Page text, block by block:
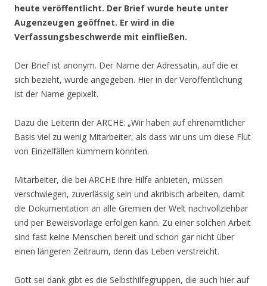
heute veröffentlicht. Der Brief wurde heute unter
Augenzeugen geöffnet. Er wird in die
Verfassungsbeschwerde mit einfließen.
Der Brief ist anonym. Der Name der Adressatin, auf die er
sich bezieht, wurde angegeben. Hier in der Veröffentlichung
ist der Name gepixelt.
Dazu die Leiterin der ARCHE: „Wir haben auf ehrenamtlicher
Basis viel zu wenig Mitarbeiter, als dass wir uns um diese Flut
von Einzelfällen kümmern könnten.
Mitarbeiter, die bei ARCHE ihre Hilfe anbieten, müssen
verschwiegen, zuverlässig sein und akribisch arbeiten, damit
die Dokumentation an alle Gremien der Welt nachvollziehbar
und per Beweisvorlage erfolgen kann. Zu einer solchen Arbeit
sind fast keine Menschen bereit und schon gar nicht über
einen längeren Zeitraum, denn das Leben verstreicht.
Gott sei dank gibt es die Selbsthilfegruppen, die auch hier auf